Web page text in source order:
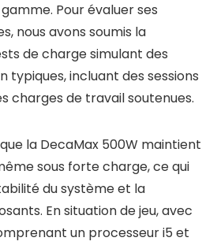
Pour évaluer ses
nous avons soumis la
de charge simulant des
typiques, incluant des sessions
charges de travail soutenues.
la DecaMax 500W maintient
sous forte charge, ce qui
du système et la
En situation de jeu, avec
un processeur i5 et